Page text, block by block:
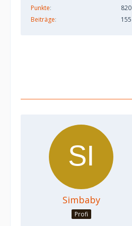
Punkte
820
Beiträge
155
Simbaby
Profi